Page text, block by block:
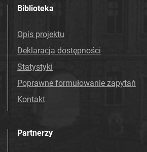
Biblioteka
Opis projektu
Deklaracja dostępności
Statystyki
Poprawne formułowanie zapytań
Kontakt
Partnerzy